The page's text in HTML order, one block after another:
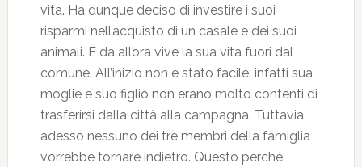
vita. Ha dunque deciso di investire i suoi
risparmi nell’acquisto di un casale e dei suoi
animali. E da allora vive la sua vita fuori dal
comune. All’inizio non è stato facile: infatti sua
moglie e suo figlio non erano molto contenti di
trasferirsi dalla città alla campagna. Tuttavia
adesso nessuno dei tre membri della famiglia
vorrebbe tornare indietro. Questo perché